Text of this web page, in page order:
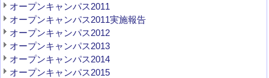
オープンキャンパス2011
オープンキャンパス2011実施報告
オープンキャンパス2012
オープンキャンパス2013
オープンキャンパス2014
オープンキャンパス2015